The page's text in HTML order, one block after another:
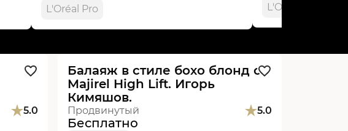
L'Oréal Pro L'Oréal Pro
5.0
Балаяж в стиле бохо блонд с
Majirel High Lift. Игорь
Кимяшов.
Продвинутый 5.0
Бесплатно